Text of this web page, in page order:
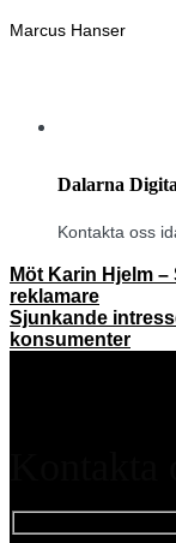
Marcus Hanser
Dalarna
Kontakta oss
Möt Karin Hjelm
reklamare
Sjunkande
konsumenter